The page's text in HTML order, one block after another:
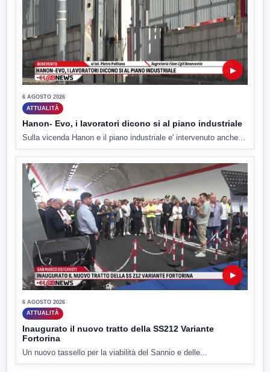
▶
6 AGOSTO 2026
ATTUALITÀ
Hanon- Evo, i lavoratori dicono si al piano industriale
Sulla vicenda Hanon e il piano industriale e' intervenuto anche...
▶
6 AGOSTO 2026
ATTUALITÀ
Inaugurato il nuovo tratto della SS212 Variante
Fortorina
Un nuovo tassello per la viabilità del Sannio e delle...